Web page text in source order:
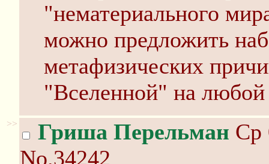
"нематериального
можно предложить
метафизических
"Вселенной" на любой
>> Гриша Перельман Ср
No.34242